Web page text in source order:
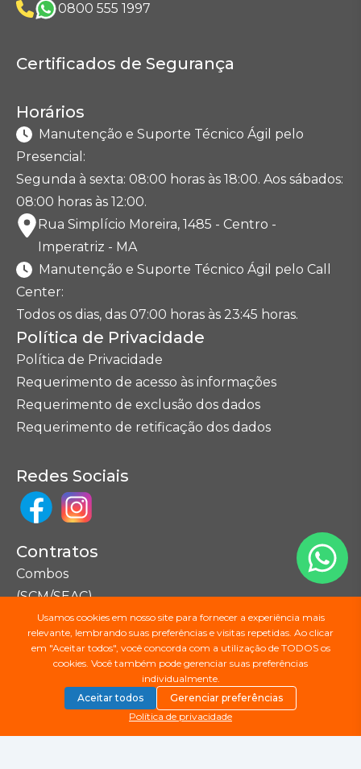
Usamos cookies em nosso site para fornecer a experiência mais
relevante, lembrando suas preferências e visitas repetidas. Ao clicar
em "Aceitar todos", você concorda com a utilização de TODOS os
cookies. Você também pode gerenciar suas preferências
individualmente.
Aceitar todos
Gerenciar preferências
Política de privacidade
0800 555 1997
Certificados de Segurança
Horários
Manutenção e Suporte Técnico Ágil pelo
Presencial:
Segunda à sexta: 08:00 horas às 18:00. Aos sábados:
08:00 horas às 12:00.
Rua Simplício Moreira, 1485 - Centro -
Imperatriz - MA
Manutenção e Suporte Técnico Ágil pelo Call
Center:
Todos os dias, das 07:00 horas às 23:45 horas.
Política de Privacidade
Política de Privacidade
Requerimento de acesso às informações
Requerimento de exclusão dos dados
Requerimento de retificação dos dados
Redes Sociais
Contratos
Combos
(SCM/SEAC)
Seções do Site
Mapa do Site
Copyright ©2026Júpiter Telecomunicações.